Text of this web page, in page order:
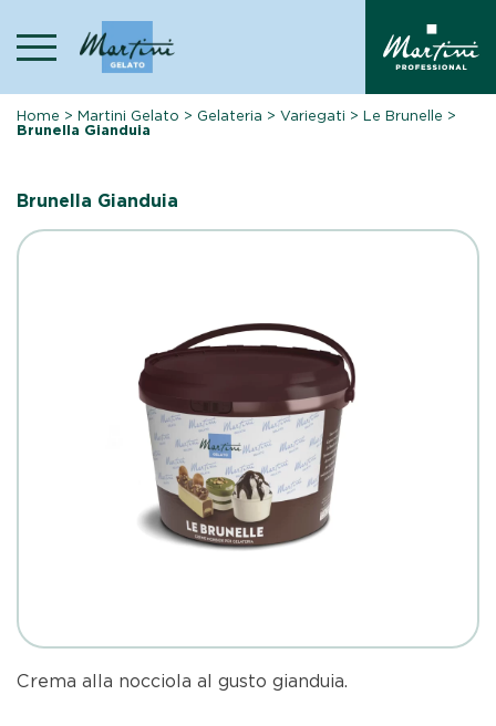
content
Home >Martini Gelato > Gelateria >Variegati >Le Brunelle >
Brunella Gianduia
Brunella Gianduia
Crema alla nocciola al gusto gianduia.